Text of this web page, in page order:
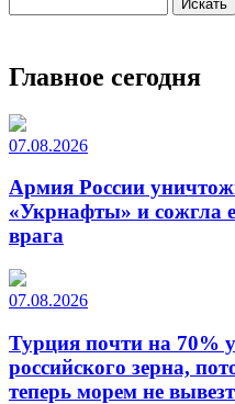
Главное сегодня
07.08.2026
Армия России
«Укрнафты» и сожгла
врага
07.08.2026
Турция почти на 70%
российского зерна,
теперь морем не